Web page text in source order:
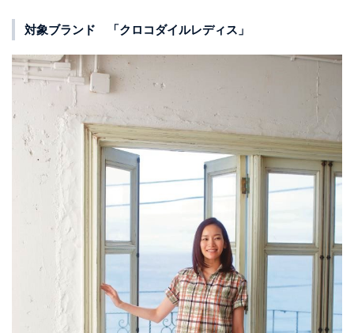
対象ブランド 「クロコダイルレディス」